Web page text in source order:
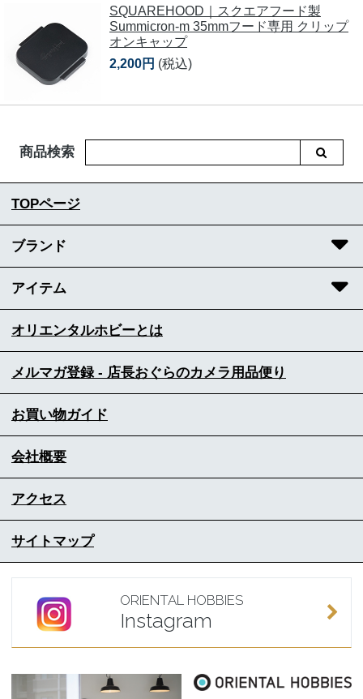
SQUAREHOOD｜スクエアフード製
Summicron-m 35mmフード専用 クリップ
オンキャップ
2,200円 (税込)
商品検索
TOPページ
ブランド
アイテム
オリエンタルホビーとは
メルマガ登録 - 店長おぐらのカメラ用品便り
お買い物ガイド
会社概要
アクセス
サイトマップ
ORIENTAL HOBBIES
Instagram